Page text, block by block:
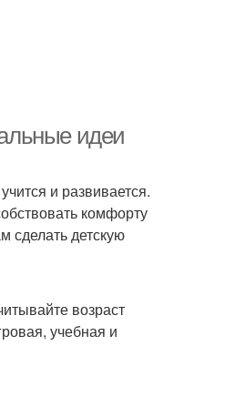
идеи
и развивается.
комфорту
сделать детскую
возраст
учебная и